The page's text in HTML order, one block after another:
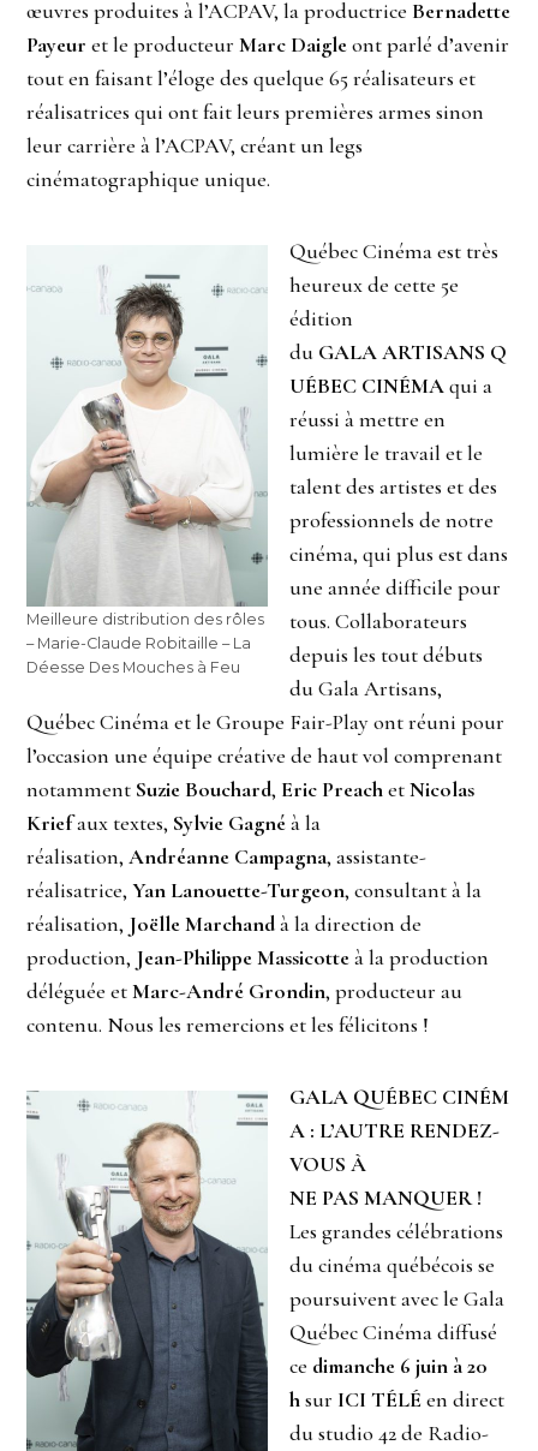
œuvres produites à l’ACPAV, la productrice Bernadette
Payeur et le producteurMarc Daigleont parlé d’avenir
tout en faisant l’éloge des quelque 65 réalisateurs et
réalisatrices qui ont fait leurs premières armes sinon
leur carrière à l’ACPAV, créant un legs
cinématographique unique.
Meilleure distribution des rôles
– Marie-Claude Robitaille – La
Déesse Des Mouches à Feu
Québec Cinéma est très
heureux de cette 5e
édition
du GALA ARTISANS Q
UÉBEC CINÉMAqui a
réussi à mettre en
lumière le travail et le
talent des artistes et des
professionnels de notre
cinéma, qui plus est dans
une année difficile pour
tous. Collaborateurs
depuis les tout débuts
du Gala Artisans,
Québec Cinéma et le Groupe Fair-Play ont réuni pour
l’occasion une équipe créative de haut vol comprenant
notamment Suzie Bouchard, Eric PreachetNicolas
Kriefaux textes, Sylvie Gagnéà la
réalisation,Andréanne Campagna, assistante-
réalisatrice,Yan Lanouette-Turgeon, consultant à la
réalisation, Joëlle Marchandà la direction de
production, Jean-Philippe Massicotteà la production
déléguée etMarc-André Grondin, producteur au
contenu. Nous les remercions et les félicitons !
GALA QUÉBEC CINÉM
A : L’AUTRE RENDEZ-
VOUS À
NE PAS MANQUER !
Les grandes célébrations
du cinéma québécois se
poursuivent avec le Gala
Québec Cinéma diffusé
ce dimanche 6 juin à 20
hsur ICI TÉLÉ en direct
du studio 42 de Radio-